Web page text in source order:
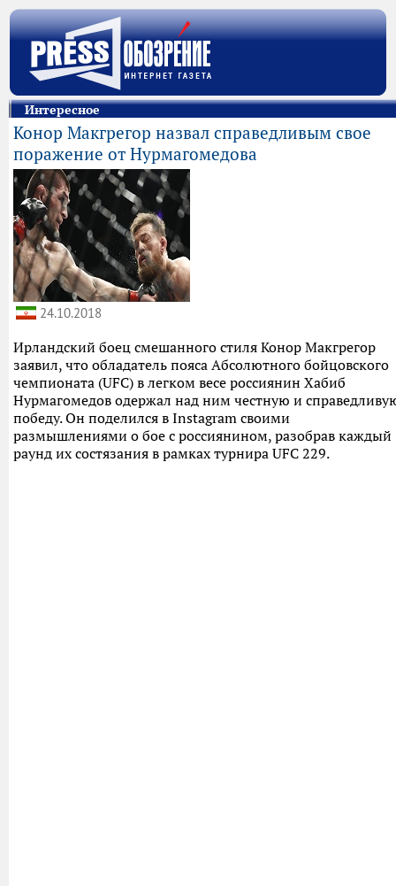
Интересное
Конор Макгрегор назвал справедливым свое
поражение от Нурмагомедова
24.10.2018
Ирландский боец смешанного стиля Конор Макгрегор
заявил, что обладатель пояса Абсолютного бойцовского
чемпионата (UFC) в легком весе россиянин Хабиб
Нурмагомедов одержал над ним честную и
победу. Он поделился в Instagram своими
размышлениями о бое с россиянином, разобрав каждый
раунд их состязания в рамках турнира UFC 229.